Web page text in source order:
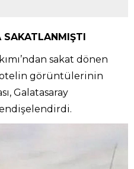
SAKATLANMIŞTI
sakat dönen
otelin görüntülerinin
Galatasaray